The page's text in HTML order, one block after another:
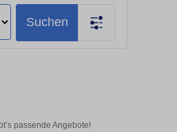
Suchen
passende Angebote!